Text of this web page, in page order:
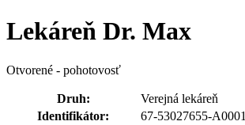
Lekáreň Dr. Max
Otvorené - pohotovosť
Druh:
Verejná lekáreň
Identifikátor:
67-53027655-A0001